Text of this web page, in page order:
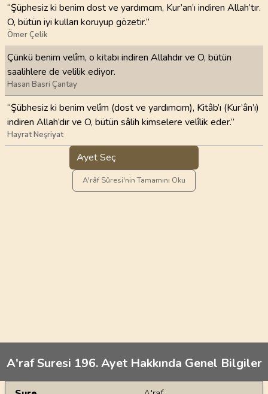
“Şüphesiz ki benim dost ve yardımcım, Kur’an’ı indiren Allah’tır.
O, bütün iyi kulları koruyup gözetir.”
Ömer Çelik
Çünkü benim velîm, o kitabı indiren Allahdır ve O, bütün
saalihlere de velilik ediyor.
Hasan Basri Çantay
“Şübhesiz ki benim velîm (dost ve yardımcım), Kitâb’ı (Kur’ân’ı)
indiren Allah’dır ve O, bütün sâlih kimselere velîlik eder.”
Hayrat Neşriyat
Ayet Seç
A'râf Sûresi'nin Tamamını Oku
A'raf Suresi 196. Ayet Hakkında Genel Bilgiler
Genel Bilgiler